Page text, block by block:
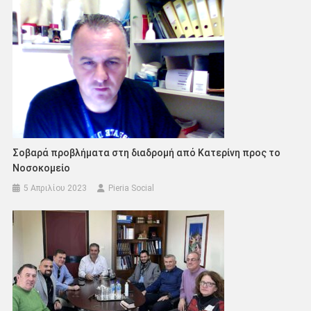
Σοβαρά προβλήματα στη διαδρομή από Κατερίνη προς το
Νοσοκομείο
5 Απριλίου 2023 Pieria Social